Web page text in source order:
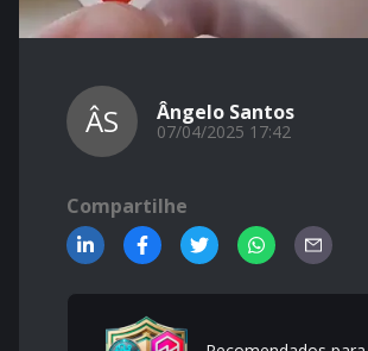
ÂS Ângelo Santos
07/04/2025 17:42
Compartilhe